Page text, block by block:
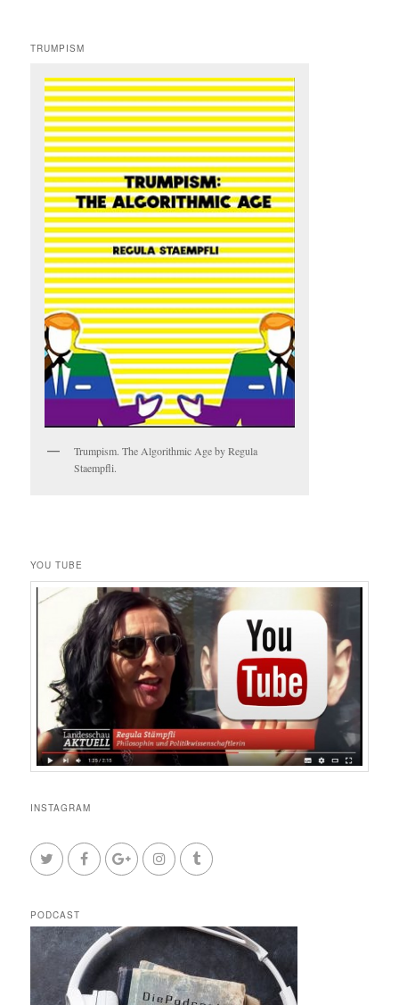
TRUMPISM
Trumpism. The Algorithmic Age by Regula
Staempfli.
YOU TUBE
INSTAGRAM
PODCAST